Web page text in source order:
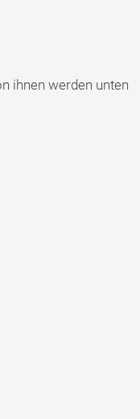
ihnen werden unten